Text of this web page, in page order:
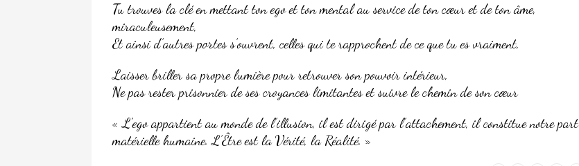
Tu trouves la clé en mettant ton ego et ton mental au service de ton cœur et de ton âme,
miraculeusement,
Et ainsi d’autres portes s’ouvrent, celles qui te rapprochent de ce que tu es vraiment,
Laisser briller sa propre lumière pour retrouver son pouvoir intérieur,
Ne pas rester prisonnier de ses croyances limitantes et suivre le chemin de son cœur
« L’ego appartient au monde de l’illusion, il est dirigé par l’attachement, il constitue notre part
matérielle humaine. L’Être est la Vérité, la Réalité. »